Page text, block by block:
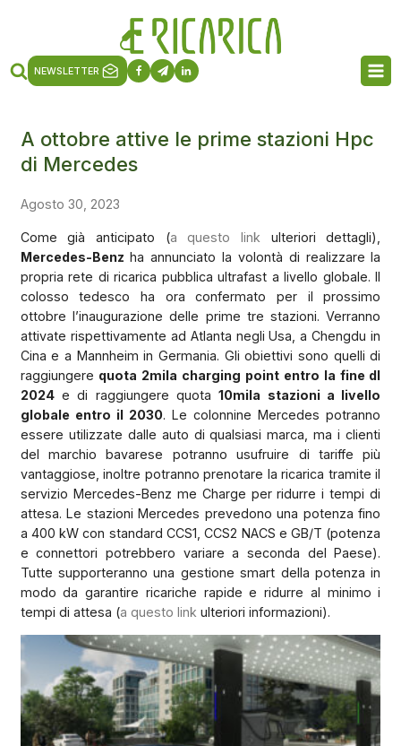
NEWSLETTER
A ottobre attive le prime stazioni Hpc
di Mercedes
Agosto 30, 2023
Come già anticipato (a questo link ulteriori dettagli),
Mercedes-Benz ha annunciato la volontà di realizzare la
propria rete di ricarica pubblica ultrafast a livello globale. Il
colosso tedesco ha ora confermato per il prossimo
ottobre l’inaugurazione delle prime tre stazioni. Verranno
attivate rispettivamente ad Atlanta negli Usa, a Chengdu in
Cina e a Mannheim in Germania. Gli obiettivi sono quelli di
raggiungere quota 2mila charging point entro la fine dl
2024e di raggiungere quota10mila stazioni a livello
globale entro il 2030. Le colonnine Mercedes potranno
essere utilizzate dalle auto di qualsiasi marca, ma i clienti
del marchio bavarese potranno usufruire di tariffe più
vantaggiose, inoltre potranno prenotare la ricarica tramite il
servizio Mercedes-Benz me Charge per ridurre i tempi di
attesa. Le stazioni Mercedes prevedono una potenza fino
a 400 kW con standard CCS1, CCS2 NACS e GB/T (potenza
e connettori potrebbero variare a seconda del Paese).
Tutte supporteranno una gestione smart della potenza in
modo da garantire ricariche rapide e ridurre al minimo i
tempi di attesa (a questo link ulteriori informazioni).